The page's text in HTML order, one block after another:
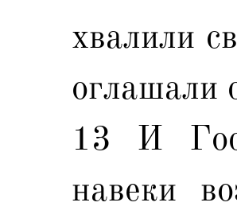
хвалили
оглашали
13 И
навеки